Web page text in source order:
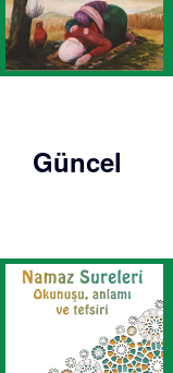
Güncel